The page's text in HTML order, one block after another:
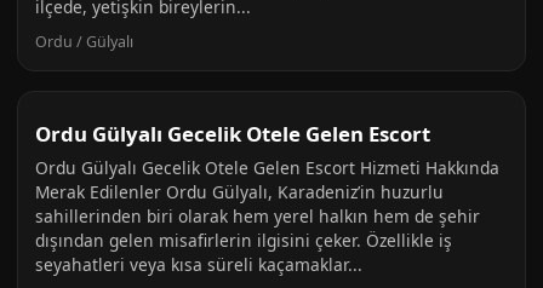
ilçede, yetişkin bireylerin...
Ordu / Gülyalı
Ordu Gülyalı Gecelik Otele Gelen Escort
Ordu Gülyalı Gecelik Otele Gelen Escort Hizmeti Hakkında
Merak Edilenler Ordu Gülyalı, Karadeniz’in huzurlu
sahillerinden biri olarak hem yerel halkın hem de şehir
dışından gelen misafirlerin ilgisini çeker. Özellikle iş
seyahatleri veya kısa süreli kaçamaklar...